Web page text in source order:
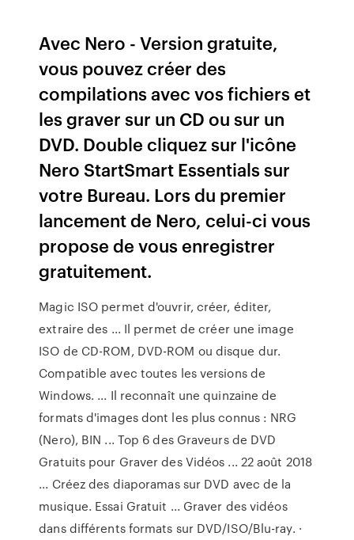
Avec Nero - Version gratuite,
vous pouvez créer des
compilations avec vos fichiers et
les graver sur un CD ou sur un
DVD. Double cliquez sur l'icône
Nero StartSmart Essentials sur
votre Bureau. Lors du premier
lancement de Nero, celui-ci vous
propose de vous enregistrer
gratuitement.
Magic ISO permet d'ouvrir, créer, éditer,
extraire des ... Il permet de créer une image
ISO de CD-ROM, DVD-ROM ou disque dur.
Compatible avec toutes les versions de
Windows. ... Il reconnaît une quinzaine de
formats d'images dont les plus connus : NRG
(Nero), BIN ... Top 6 des Graveurs de DVD
Gratuits pour Graver des Vidéos ... 22 août 2018
... Créez des diaporamas sur DVD avec de la
musique. Essai Gratuit ... Graver des vidéos
dans différents formats sur DVD/ISO/Blu-ray. ·